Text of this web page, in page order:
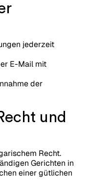
jederzeit
E-Mail mit
der
und
Recht.
Gerichten in
einer gütlichen